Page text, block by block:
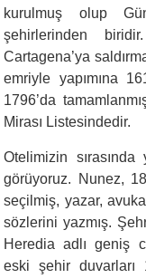
kurulmuş olup
şehirlerinden
Cartagena’ya
emriyle yapımına
1796’da
Mirası Listesindedir.
Otelimizin
görüyoruz. Nunez,
seçilmiş, yazar,
sözlerini yazmış.
Heredia adlı geniş
eski şehir duvarları